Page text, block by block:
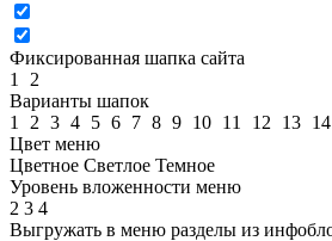
Фиксированная шапка сайта
1
2
Варианты шапок
1
2 3 4 5 6 7 8 9 10 11 12 13 14
Цвет меню
Цветное Светлое Темное
Уровень вложенности меню
2 3 4
Выгружать в меню разделы из